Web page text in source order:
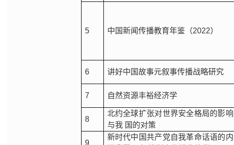
5 中国新闻传播教育年鉴（2022）
6 讲好中国故事元叙事传播战略研究
7 自然资源丰裕经济学
8
北约全球扩张对世界安全格局的影响
与我 国的对策
9
新时代中国共产党自我革命话语的内